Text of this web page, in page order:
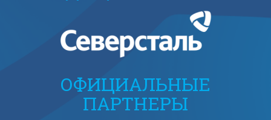
ОФИЦИАЛЬНЫЕ
ПАРТНЕРЫ